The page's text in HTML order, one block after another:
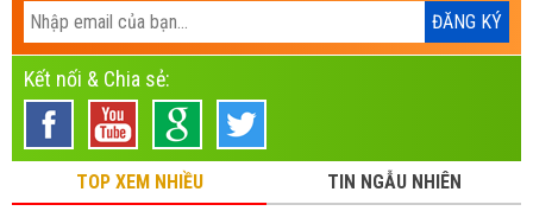
Kết nối & Chia sẻ:
TOP XEM NHIỀU
TIN NGẪU NHIÊN